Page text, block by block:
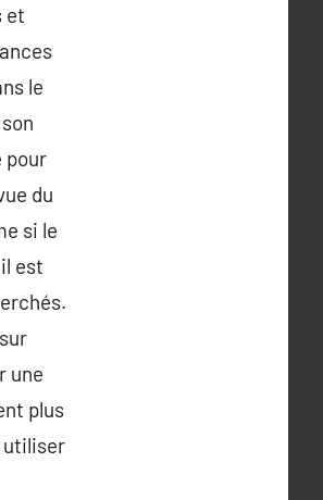
et
le
pour
du
si le
est
une
plus
utiliser